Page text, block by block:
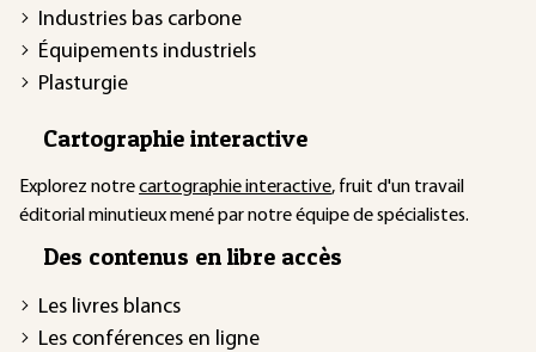
Industries bas carbone
Équipements industriels
Plasturgie
Cartographie interactive
Explorez notrecartographie interactive, fruit d'un travail
éditorial minutieux mené par notre équipe de spécialistes.
Des contenus en libre accès
Les livres blancs
Les conférences en ligne